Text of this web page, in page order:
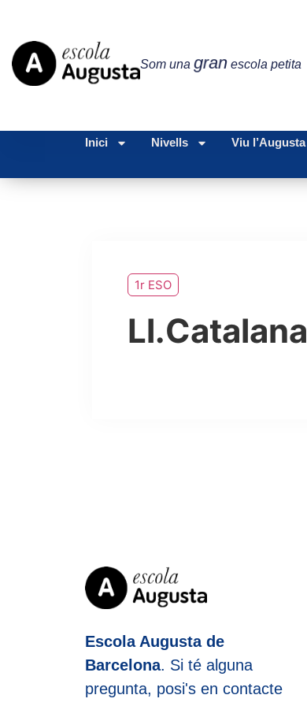
Som una gran escola petita
Inici Nivells Viu l’Augusta
1r ESO
Ll.Catalana
Escola Augusta de
Barcelona. Si té alguna
pregunta, posi's en contacte